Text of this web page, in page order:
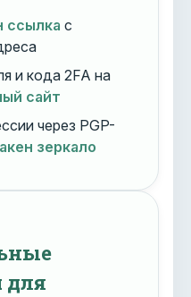
ссылка с
и кода 2FA на
сайт
через PGP-
зеркало
для